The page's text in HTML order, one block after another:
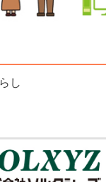
し